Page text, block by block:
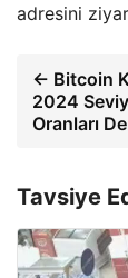
adresini
← Bitcoin
2024
Oranları
Tavsiye